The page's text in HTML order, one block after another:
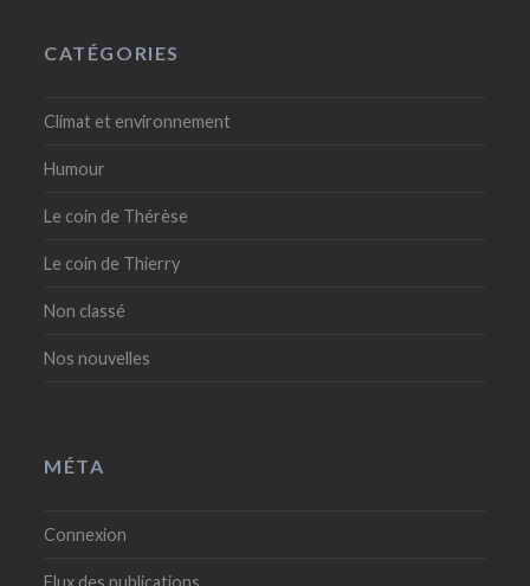
CATÉGORIES
Climat et environnement
Humour
Le coin de Thérèse
Le coin de Thierry
Non classé
Nos nouvelles
MÉTA
Connexion
Flux des publications